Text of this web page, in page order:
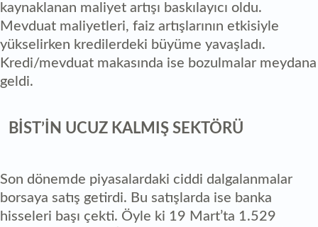
kaynaklanan maliyet artışı baskılayıcı oldu.
Mevduat maliyetleri, faiz artışlarının etkisiyle
yükselirken kredilerdeki büyüme yavaşladı.
Kredi/mevduat makasında ise bozulmalar meydana
geldi.
BİST’İN UCUZ KALMIŞ SEKTÖRÜ
Son dönemde piyasalardaki ciddi dalgalanmalar
borsaya satış getirdi. Bu satışlarda ise banka
hisseleri başı çekti. Öyle ki 19 Mart’ta 1.529